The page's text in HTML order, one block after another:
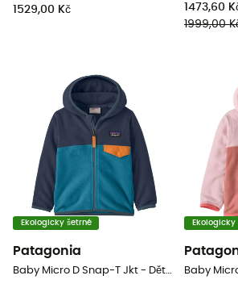
1529,00 Kč
1473,60
1999,00
Ekologicky šetrné
Patagonia
Baby Micro D Snap-T Jkt - Dětská Fleesová mikina
Ekologicky